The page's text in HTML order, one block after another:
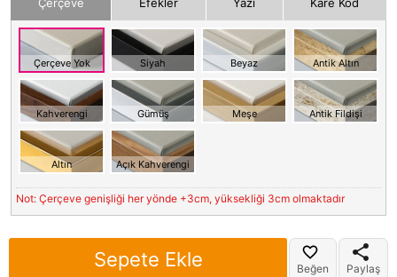
Çerçeve Efekler Yazı Kare Kod
Çerçeve Yok Siyah Beyaz Antik Altın
Kahverengi Gümüş Meşe Antik Fildişi
Altın Açık Kahverengi
Not: Çerçeve genişliği her yönde +3cm, yüksekliği 3cm olmaktadır
Sepete Ekle Beğen Paylaş